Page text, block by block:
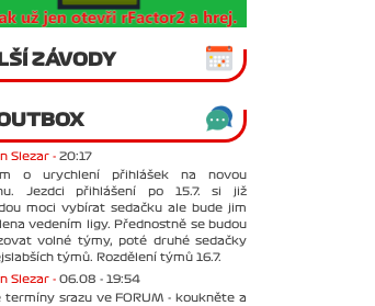
ZÁVODY
Slezar - 20:17
o urychlení přihlášek na novou
Jezdci přihlášení po 15.7. si již
moci vybírat sedačku ale bude jim
vedením ligy. Přednostně se budou
volné týmy, poté druhé sedačky
týmů. Rozdělení týmů 16.7.
Slezar - 06.08 - 19:54
termíny srazu ve FORUM - koukněte a